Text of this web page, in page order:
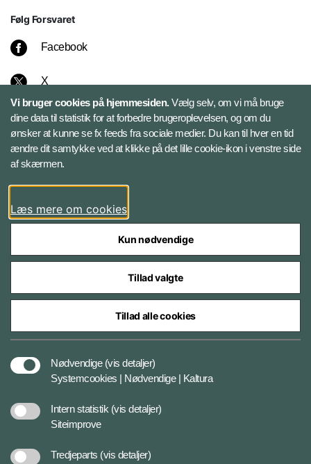
Følg Forsvaret
Facebook
X
Instagram
Bluesky
LinkedIn
Styrelser og myndigheder under Forsvarsministeriet
Vi bruger cookies på hjemmesiden.Vælg selv, om vi må bruge
dine data til statistik for at forbedre brugeroplevelsen, og om du
ønsker at kunne se fx feeds fra sociale medier. Du kan til hver en tid
ændre dit samtykke ved at klikke på det lille cookie-ikon i venstre side
af skærmen.
Læs mere om cookies
Kun nødvendige
Tillad valgte
Tillad alle cookies
Nødvendige (vis detaljer)
Systemcookies | Nødvendige | Kaltura
Intern statistik (vis detaljer)
Siteimprove
Tredjeparts (vis detaljer)